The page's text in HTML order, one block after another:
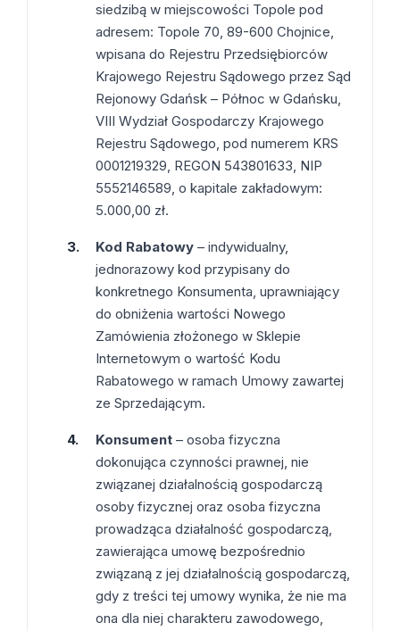
siedzibą w miejscowości Topole pod
adresem: Topole 70, 89-600 Chojnice,
wpisana do Rejestru Przedsiębiorców
Krajowego Rejestru Sądowego przez Sąd
Rejonowy Gdańsk – Północ w Gdańsku,
VIII Wydział Gospodarczy Krajowego
Rejestru Sądowego, pod numerem KRS
0001219329, REGON 543801633, NIP
5552146589, o kapitale zakładowym:
5.000,00 zł.
Kod Rabatowy – indywidualny,
jednorazowy kod przypisany do
konkretnego Konsumenta, uprawniający
do obniżenia wartości Nowego
Zamówienia złożonego w Sklepie
Internetowym o wartość Kodu
Rabatowego w ramach Umowy zawartej
ze Sprzedającym.
Konsument – osoba fizyczna
dokonująca czynności prawnej, nie
związanej działalnością gospodarczą
osoby fizycznej oraz osoba fizyczna
prowadząca działalność gospodarczą,
zawierająca umowę bezpośrednio
związaną z jej działalnością gospodarczą,
gdy z treści tej umowy wynika, że nie ma
ona dla niej charakteru zawodowego,
Krzesło i fotel